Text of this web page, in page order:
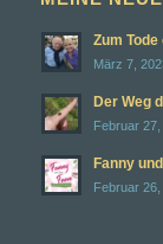
Zum
März 7,
Der Weg
Februar 27,
Fanny
Februar 26,